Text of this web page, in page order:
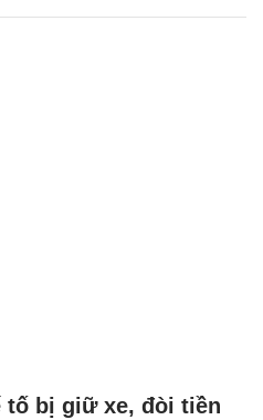
tố bị giữ xe, đòi tiền